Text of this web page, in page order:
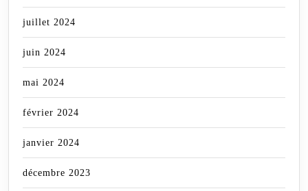
juillet 2024
juin 2024
mai 2024
février 2024
janvier 2024
décembre 2023